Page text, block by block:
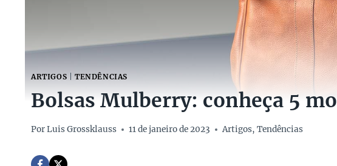
ARTIGOS TENDÊNCIAS
Bolsas Mulberry: conheça 5
PorLuis Grossklauss 11 de janeiro de 2023 Artigos,Tendências